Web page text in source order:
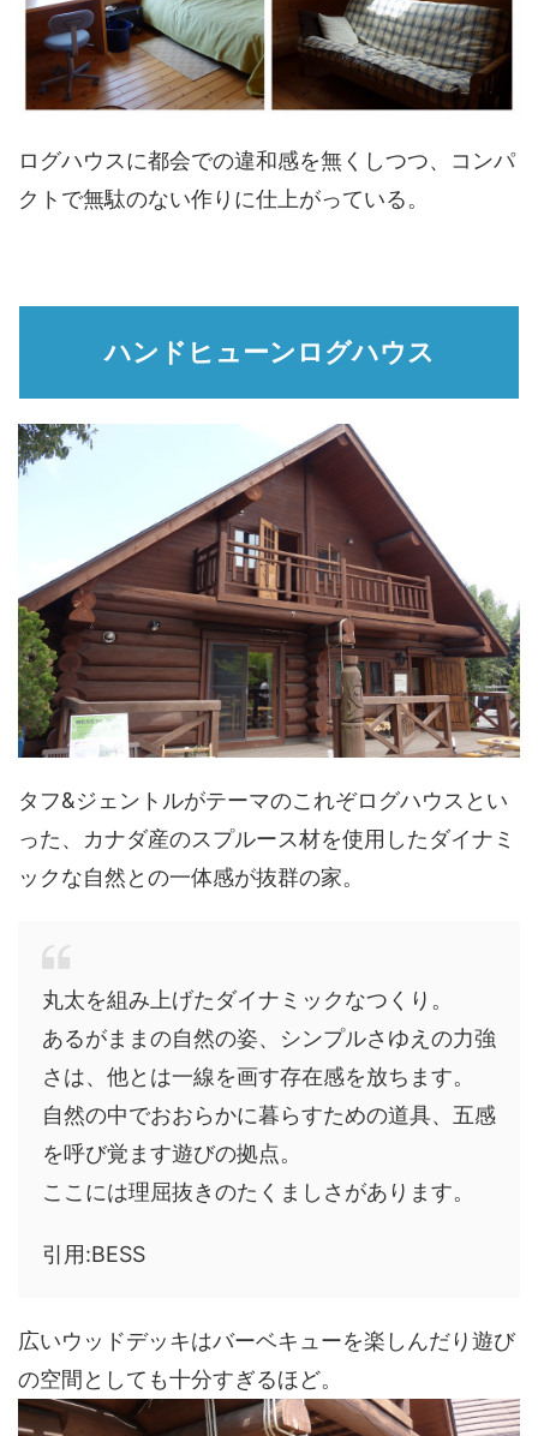
ログハウスに都会での違和感を無くしつつ、コンパ
クトで無駄のない作りに仕上がっている。
ハンドヒューンログハウス
タフ&ジェントルがテーマのこれぞログハウスとい
った、カナダ産のスプルース材を使用したダイナミ
ックな自然との一体感が抜群の家。
丸太を組み上げたダイナミックなつくり。
あるがままの自然の姿、シンプルさゆえの力強
さは、他とは一線を画す存在感を放ちます。
自然の中でおおらかに暮らすための道具、五感
を呼び覚ます遊びの拠点。
ここには理屈抜きのたくましさがあります。
引用:BESS
広いウッドデッキはバーベキューを楽しんだり遊び
の空間としても十分すぎるほど。